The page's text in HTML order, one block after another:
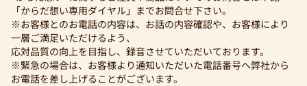
「からだ想い専用ダイヤル」までお問合せ下さい。
※お客様とのお電話の内容は、お話の内容確認や、お客様により
一層ご満足いただけるよう、
応対品質の向上を目指し、録音させていただいております。
※緊急の場合は、お客様より通知いただいた電話番号へ弊社から
お電話を差し上げることがございます。